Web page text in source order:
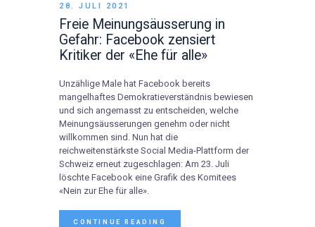
28. JULI 2021
Freie Meinungsäusserung in
Gefahr: Facebook zensiert
Kritiker der «Ehe für alle»
Unzählige Male hat Facebook bereits
mangelhaftes Demokratieverständnis bewiesen
und sich angemasst zu entscheiden, welche
Meinungsäusserungen genehm oder nicht
willkommen sind. Nun hat die
reichweitenstärkste Social Media-Plattform der
Schweiz erneut zugeschlagen: Am 23. Juli
löschte Facebook eine Grafik des Komitees
«Nein zur Ehe für alle».
CONTINUE READING